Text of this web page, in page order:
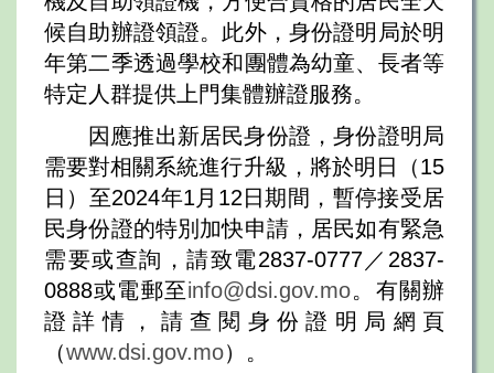
候自助辦證領證。此外，身份證明局於明
年第二季透過學校和團體為幼童、長者等
特定人群提供上門集體辦證服務。
因應推出新居民身份證，身份證明局
需要對相關系統進行升級，將於明日（15
日）至2024年1月12日期間，暫停接受居
民身份證的特別加快申請，居民如有緊急
需要或查詢，請致電2837-0777／2837-
0888或電郵至info@dsi.gov.mo。有關辦
證詳情，請查閱身份證明局網頁
（www.dsi.gov.mo）。